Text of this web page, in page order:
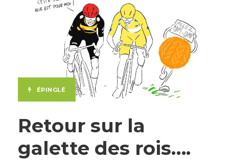
ÉPINGLÉ
Retour sur la
galette des rois….